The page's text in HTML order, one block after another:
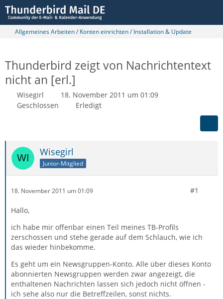
Allgemeines Arbeiten / Konten einrichten / Installation & Update
Thunderbird zeigt von Nachrichtentext
nicht an [erl.]
Wisegirl
18. November 2011 um 01:09
Geschlossen
Erledigt
Wisegirl
Junior-Mitglied
18. November 2011 um 01:09 #1
Hallo,
ich habe mir offenbar einen Teil meines TB-Profils
zerschossen und stehe gerade auf dem Schlauch, wie ich
das wieder hinbekomme.
Es geht um ein Newsgruppen-Konto. Alle über dieses Konto
abonnierten Newsgruppen werden zwar angezeigt, die
enthaltenen Nachrichten lassen sich jedoch nicht öffnen -
ich sehe also nur die Betreffzeilen, sonst nichts.